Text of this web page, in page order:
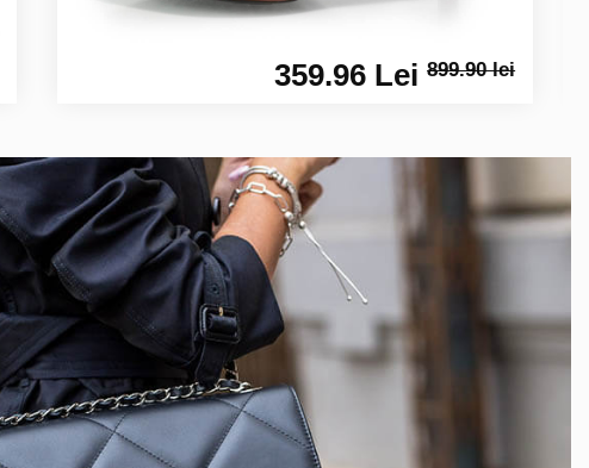
359.96 Lei899.90 lei